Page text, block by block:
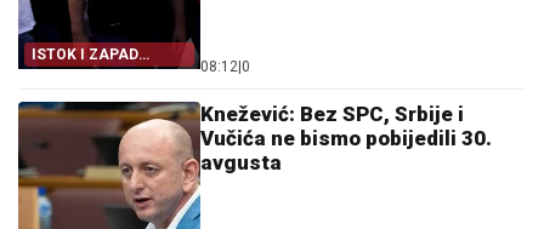
ISTOK I ZAPAD
PRENOSE VUČIĆA
08:12 0
Knežević: Bez SPC, Srbije i
Vučića ne bismo pobijedili 30.
avgusta